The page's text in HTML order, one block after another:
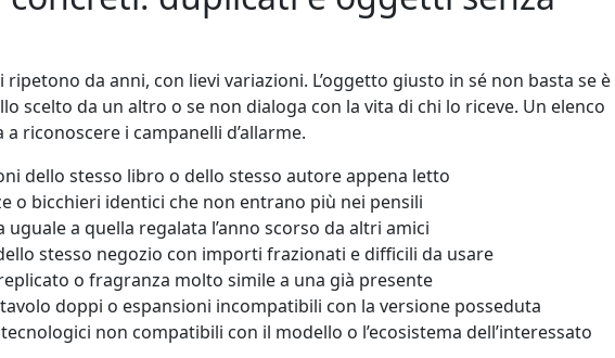
ripetono da anni, con lievi variazioni. L’oggetto giusto in sé non basta se è
scelto da un altro o se non dialoga con la vita di chi lo riceve. Un elenco
riconoscere i campanelli d’allarme.
dello stesso libro o dello stesso autore appena letto
o bicchieri identici che non entrano più nei pensili
uguale a quella regalata l’anno scorso da altri amici
stesso negozio con importi frazionati e difficili da usare
o fragranza molto simile a una già presente
doppi o espansioni incompatibili con la versione posseduta
non compatibili con il modello o l’ecosistema dell’interessato